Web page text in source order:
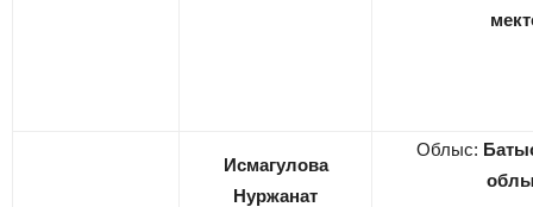
Исмагулова
Нуржанат
Облыс: